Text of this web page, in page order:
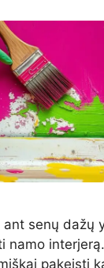
senų dažų
namo
pakeisti